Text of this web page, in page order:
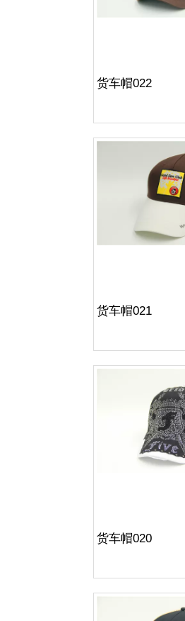
货车帽022
货车帽021
货车帽020